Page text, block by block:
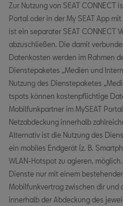
Profiles & Timers
Online Points of Interest
Internet Radio
Lokale Meldungen über
Park & Pay
Ferngesteuerte
Abfahrtszeiten
Fahrzeugstatus
Fahrzeuggesundheitsbericht
Parkposition
Horn- und Blinker
Park & Pay
Profiles & Timers
Der SEAT Store
E-Manager (Batterie
Ferngesteuerte Klimatisierung
Abfahrtszeiten
Fahrdaten
Fahrzeugstatus
Fahrzeuggesundheitsbericht
Zur Nutzung von SEAT CONNECT
Portal oder in der My SEAT App
ist ein separater SEAT CONNECT
abzuschließen. Die damit
Datenkosten werden im Rahmen
Dienstepaketes „Medien und
Nutzung des Dienstepaketes
tspots können kostenpflichtige
Mobilfunkpartner im MySEAT
Netzabdeckung innerhalb
Alternativ ist die Nutzung des
ein mobiles Endgerät (z. B.
WLAN-Hotspot zu agieren,
Dienste nur mit einem
Mobilfunkvertrag zwischen dir und
innerhalb der Abdeckung des